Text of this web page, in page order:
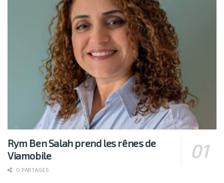
Rym Ben Salah prend les rênes de
Viamobile
0 PARTAGES